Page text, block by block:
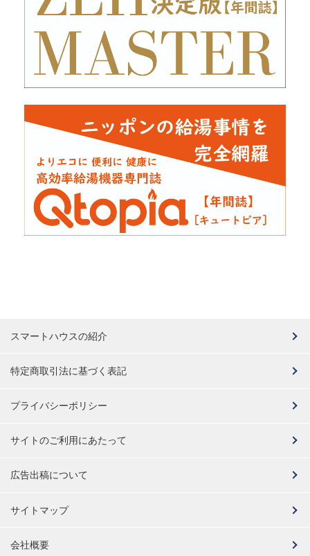
スマートハウスの紹介
特定商取引法に基づく表記
プライバシーポリシー
サイトのご利用にあたって
広告出稿について
サイトマップ
会社概要